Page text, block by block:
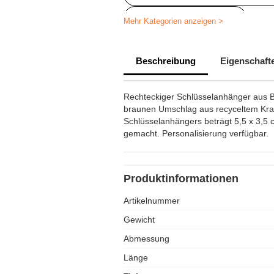
Schlüsselanhänger holz
Mehr Kategorien anzeigen >
Beschreibung
Rechteckiger Schlüsselanhänger aus
braunen Umschlag aus recyceltem
Schlüsselanhängers beträgt 5,5 x 3,5
gemacht. Personalisierung verfügbar.
Produktinformationen
Artikelnummer
Gewicht
Abmessung
Länge